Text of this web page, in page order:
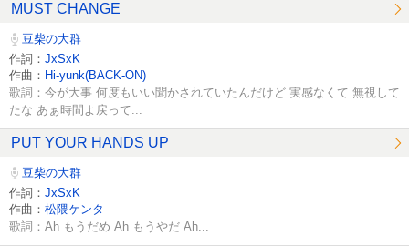
MUST CHANGE
豆柴の大群
作詞： JxSxK
作曲： Hi-yunk(BACK-ON)
歌詞：今が大事 何度もいい聞かされていたんだけど 実感なくて 無視して
たな あぁ時間よ戻って...
PUT YOUR HANDS UP
豆柴の大群
作詞： JxSxK
作曲： 松隈ケンタ
歌詞：Ah もうだめ Ah もうやだ Ah...